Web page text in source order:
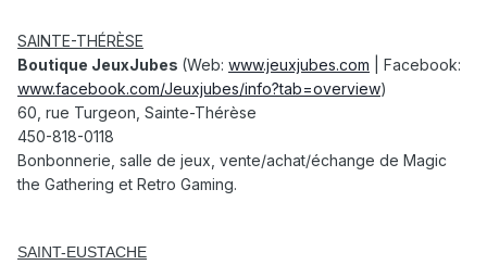
SAINTE-THÉRÈSE
Boutique JeuxJubes (Web: www.jeuxjubes.com | Facebook:
www.facebook.com/Jeuxjubes/info?tab=overview)
60, rue Turgeon, Sainte-Thérèse
450-818-0118
Bonbonnerie, salle de jeux, vente/achat/échange de Magic
the Gathering et Retro Gaming.
SAINT-EUSTACHE